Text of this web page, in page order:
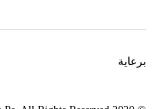
برعاية